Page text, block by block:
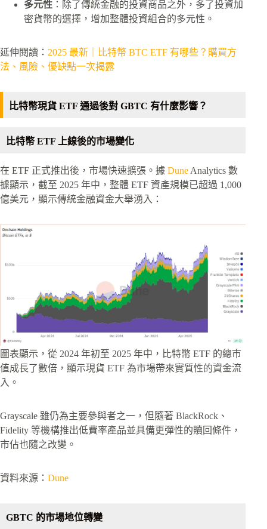
多元性 ：除了傳統金融的投資商品之外，多了投資加
密貨幣的選擇，增加整體投資組合的多元性。
延伸閱讀： 2025 最新｜比特幣 BTC ETF 有哪些？購買方
法、風險、優缺點一次揭露
比特幣現貨 ETF 通過後對 GBTC 有什麼影響？
比特幣 ETF 上線後的市場變化
在 ETF 正式推出後，市場快速擴張。據 Dune Analytics 數
據顯示，截至 2025 年中，整體 ETF 資產規模已超過 1,000
億美元，顯示傳統金融資金大舉湧入：
圖表顯示，從 2024 年初至 2025 年中，比特幣 ETF 的總市
值成長了數倍，顯示現貨 ETF 為市場帶來實質性的資金流
入。
Grayscale 雖仍為主要參與者之一，但隨著 BlackRock、
Fidelity 等機構推出低費率產品並具備更彈性的贖回條件，
市佔也隨之改變。
資料來源： Dune
GBTC 的市場地位轉變